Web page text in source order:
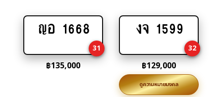
Add
cart
ญอ 1668
31
฿135,000
Add
cart
งจ 1599
32
฿129,000
ดูความหมายมงคล